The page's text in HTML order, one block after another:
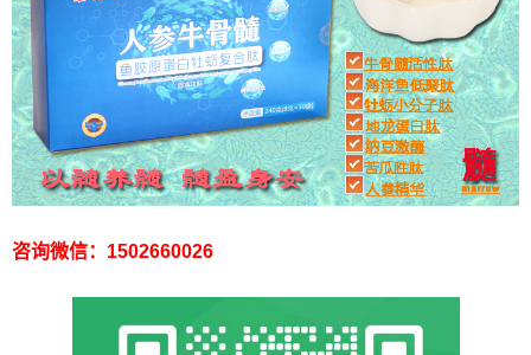
咨询微信：1502660026